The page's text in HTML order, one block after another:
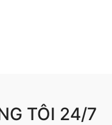
TÔI 24/7